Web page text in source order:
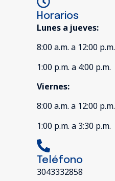
Horarios
Lunes a jueves:
8:00 a.m. a 12:00 p.m.
1:00 p.m. a 4:00 p.m.
Viernes:
8:00 a.m. a 12:00 p.m.
1:00 p.m. a 3:30 p.m.
Teléfono
3043332858